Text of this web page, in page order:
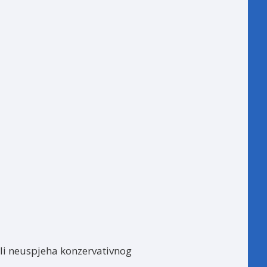
neuspjeha konzervativnog